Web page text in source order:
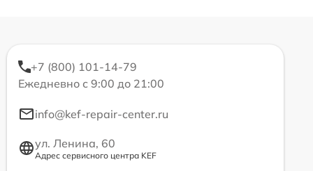
+7 (800) 101-14-79
Ежедневно с 9:00 до 21:00
info@kef-repair-center.ru
ул. Ленина, 60
Адрес сервисного центра KEF